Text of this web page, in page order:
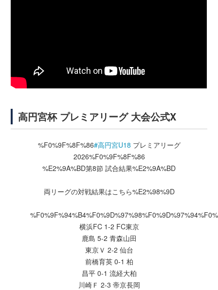
高円宮杯 プレミアリーグ 大会公式X
%F0%9F%8F%86#高円宮U18 プレミアリーグ
2026%F0%9F%8F%86
%E2%9A%BD第8節 試合結果%E2%9A%BD
両リーグの対戦結果はこちら%E2%98%9D
横浜FC 1-2 FC東京
鹿島 5-2 青森山田
東京Ｖ 2-2 仙台
前橋育英 0-1 柏
昌平 0-1 流経大柏
川崎Ｆ 2-3 帝京長岡